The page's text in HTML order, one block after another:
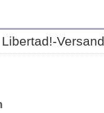
Versand